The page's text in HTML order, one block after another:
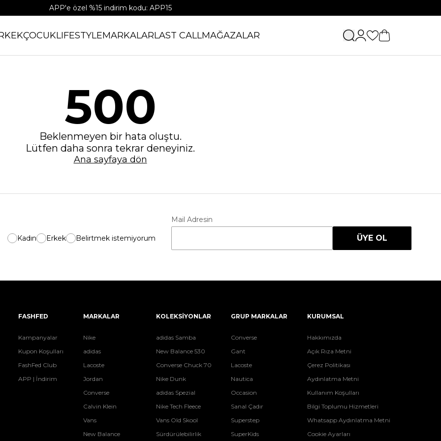
APP'e özel %15 indirim kodu: APP15
ÇOCUKLIFESTYLEMARKALARLAST CALLMAĞAZALAR
500
Beklenmeyen bir hata oluştu.
Lütfen daha sonra tekrar deneyiniz.
Ana sayfaya dön
Kadın Erkek Belirtmek istemiyorum
Mail Adresin
ÜYE OL
FASHFED
Kampanyalar
Kupon Koşulları
FashFed Club
APP | İndirim
MARKALAR
Nike
adidas
Lacoste
Jordan
Converse
Calvin Klein
Vans
New Balance
KOLEKSİYONLAR
adidas Samba
New Balance 530
Converse Chuck 70
Nike Dunk
adidas Spezial
Nike Tech Fleece
Vans Old Skool
Sürdürülebilirlik
GRUP MARKALAR
Converse
Gant
Lacoste
Nautica
Occasion
Sanal Çadır
Superstep
SuperKids
KURUMSAL
Hakkımızda
Açık Rıza Metni
Çerez Politikası
Aydınlatma Metni
Kullanım Koşulları
Bilgi Toplumu Hizmetleri
Whatsapp Aydınlatma Metni
Cookie Ayarları